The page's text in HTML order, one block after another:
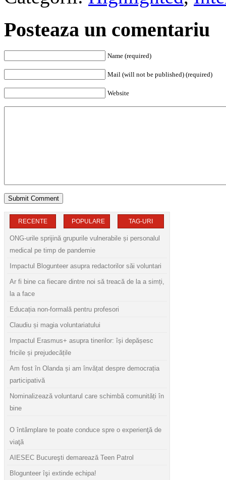
Posteaza un comentariu
Name (required)
Mail (will not be published) (required)
Website
RECENTE POPULARE TAG-URI
ONG-urile sprijină grupurile vulnerabile și personalul
medical pe timp de pandemie
Impactul Blogunteer asupra redactorilor săi voluntari
Ar fi bine ca fiecare dintre noi să treacă de la a simți,
la a face
Educația non-formală pentru profesori
Claudiu și magia voluntariatului
Impactul Erasmus+ asupra tinerilor: își depășesc
fricile și prejudecățile
Am fost în Olanda și am învățat despre democrația
participativă
Nominalizează voluntarul care schimbă comunități în
bine
O întâmplare te poate conduce spre o experienţă de
viaţă
AIESEC Bucureşti demarează Teen Patrol
Blogunteer îşi extinde echipa!